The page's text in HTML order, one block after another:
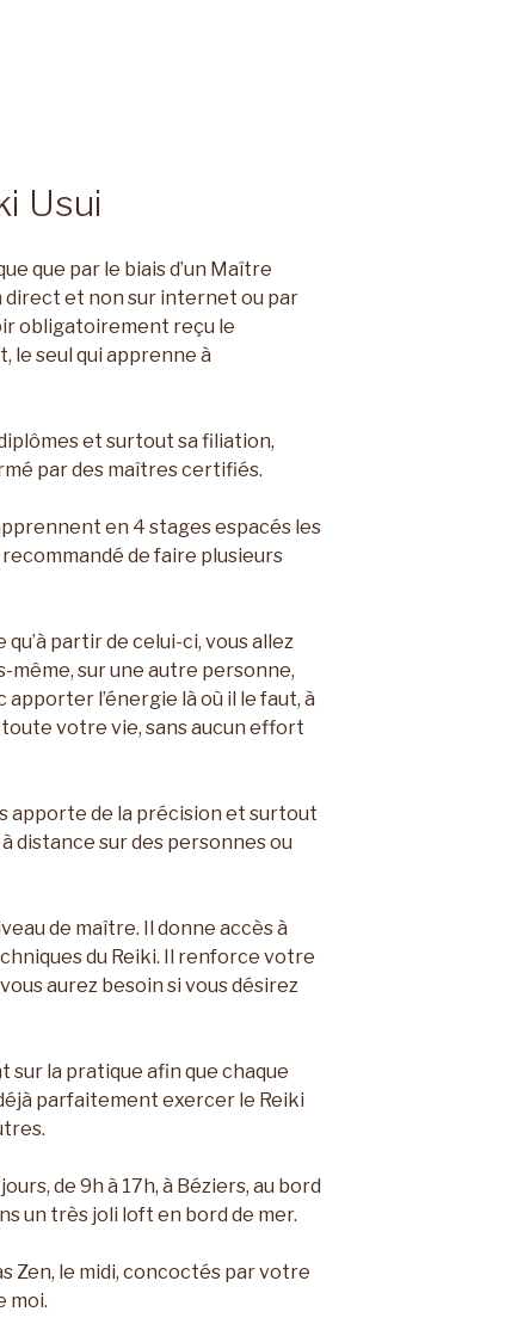
Usui
que par le biais d’un Maître
direct et non sur internet ou par
obligatoirement reçu le
le seul qui apprenne à
et surtout sa filiation,
par des maîtres certifiés.
en 4 stages espacés les
recommandé de faire plusieurs
partir de celui-ci, vous allez
même, sur une autre personne,
apporter l’énergie là où il le faut, à
votre vie, sans aucun effort
apporte de la précision et surtout
distance sur des personnes ou
de maître. Il donne accès à
du Reiki. Il renforce votre
aurez besoin si vous désirez
la pratique afin que chaque
parfaitement exercer le Reiki
de 9h à 17h, à Béziers, au bord
un très joli loft en bord de mer.
Zen, le midi, concoctés par votre
moi.